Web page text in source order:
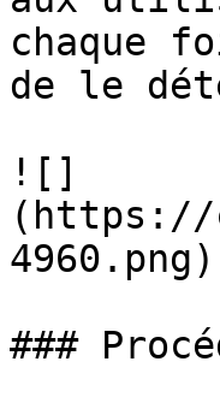
chaque
de le
![]
(https://
4960.png)
###